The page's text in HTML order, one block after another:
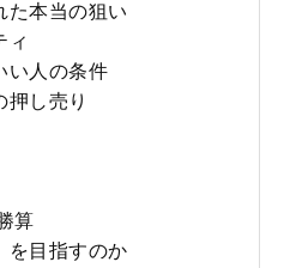
た本当の狙い
ィ
い人の条件
押し売り
算
を目指すのか